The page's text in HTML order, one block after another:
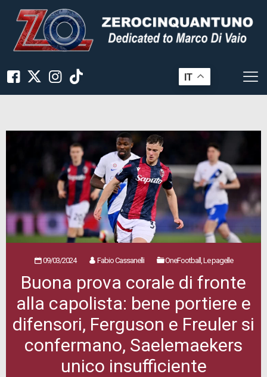
IT
09/03/2024 Fabio Cassanelli OneFootball, Le pagelle
Buona prova corale di fronte
alla capolista: bene portiere e
difensori, Ferguson e Freuler si
confermano, Saelemaekers
unico insufficiente